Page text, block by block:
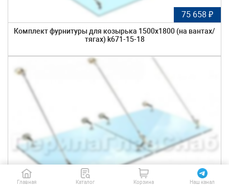
75 658 ₽
Комплект фурнитуры для козырька 1500х1800 (на вантах/
тягах) k671-15-18
78 042 ₽
Главная Каталог Корзина Наш канал